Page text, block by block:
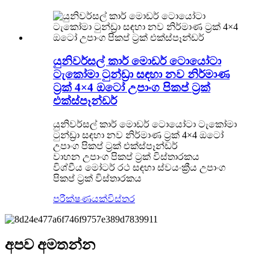
යුනිවර්සල් කාර් මොඩර් ටොයෝටා
ටැකෝමා ටුන්ඩ්‍රා සඳහා නව නිර්මාණ
ට්‍රක් 4×4 ඔටෝ උපාංග පිකප් ට්‍රක්
එක්ස්පෑන්ඩර්
යුනිවර්සල් කාර් මොඩර් ටොයෝටා ටැකෝමා
ටුන්ඩ්‍රා සඳහා නව නිර්මාණ ට්‍රක් 4×4 ඔටෝ
උපාංග පිකප් ට්‍රක් එක්ස්පෑන්ඩර්
වාහන උපාංග පිකප් ට්‍රක් විස්තාරකය
විශ්වීය මෝටර් රථ සඳහා ස්වයංක්‍රීය උපාංග
පිකප් ට්‍රක් විස්තාරකය
පරීක්ෂණයක්විස්තර
අපව අමතන්න